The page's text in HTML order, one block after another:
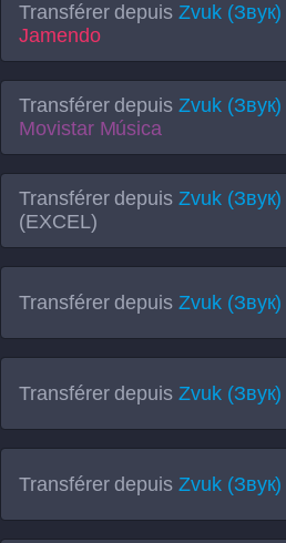
Transférer depuisZvuk (Звук)
Jamendo
Transférer depuisZvuk (Звук)
Movistar Música
Transférer depuisZvuk (Звук)
(EXCEL)
Transférer depuisZvuk (Звук)
Transférer depuisZvuk (Звук)
Transférer depuisZvuk (Звук)